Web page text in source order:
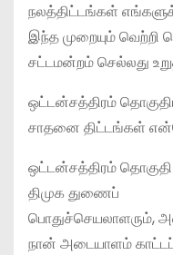
நலத்திட்டங்கள்
இந்த முறையும் வெற்றி
சட்டமன்றம் செல்லது
ஒட்டன்சத்திரம்
சாதனை திட்டங்கள்
ஒட்டன்சத்திரம்
திமுக துணைப்
பொதுச்செயலாளரும்,
நான் அடையாளம்